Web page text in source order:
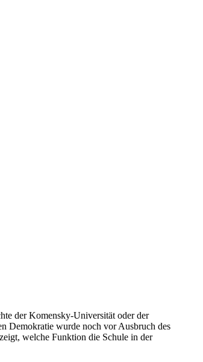
der Komensky-Universität oder der
Demokratie wurde noch vor Ausbruch des
welche Funktion die Schule in der